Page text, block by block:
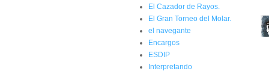
El Cazador de Rayos.
El Gran Torneo del Molar.
el navegante
Encargos
ESDIP
Interpretando